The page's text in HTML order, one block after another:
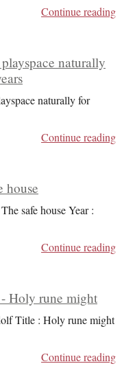
Continue reading
naturally
naturally for
Continue reading
house
safe house Year :
Continue reading
Holy rune might
Title : Holy rune might
Continue reading